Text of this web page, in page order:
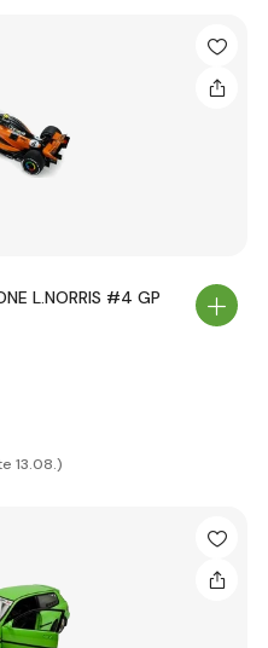
L.NORRIS #4 GP
13.08.)